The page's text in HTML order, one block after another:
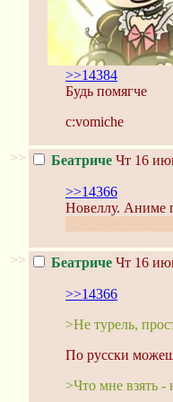
>>14384
Будь помягче
с:vomiche
>> Беатриче Чт 16
>>14366
Новеллу. Аниме
>> Беатриче Чт 16
>>14366
>Не турель,
По русски
>Что мне взять